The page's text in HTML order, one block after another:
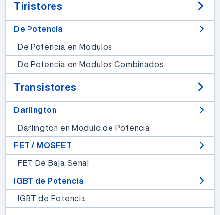
Tiristores
De Potencia
De Potencia en Modulos
De Potencia en Modulos Combinados
Transistores
Darlington
Darlington en Modulo de Potencia
FET / MOSFET
FET De Baja Senal
IGBT de Potencia
IGBT de Potencia